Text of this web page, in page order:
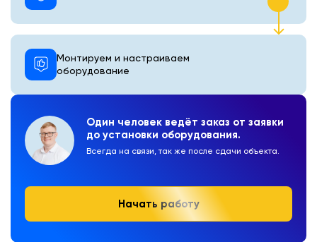
Один человек ведёт заказ от заявки
до установки оборудования.
Всегда на связи, так же после сдачи объекта.
Начать работу
Монтируем и настраиваем
оборудование